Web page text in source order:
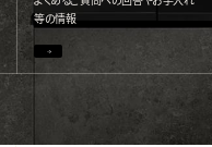
等の情報